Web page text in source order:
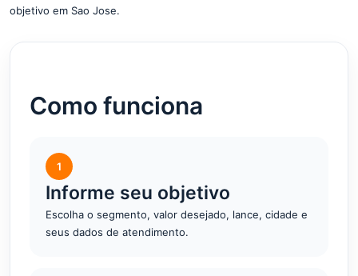
objetivo em Sao Jose.
Como funciona
1
Informe seu objetivo
Escolha o segmento, valor desejado, lance, cidade e
seus dados de atendimento.